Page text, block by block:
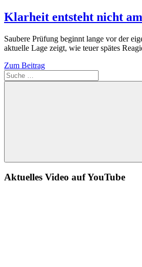
Klarheit entsteht nicht
Saubere Prüfung beginnt lange vor der
aktuelle Lage zeigt, wie teuer spätes
Zum Beitrag
Suche
Aktuelles Video auf YouTube